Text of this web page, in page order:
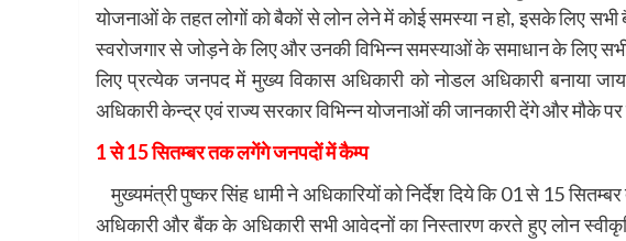
योजनाओं के तहत लोगों को बैकों से लोन लेने में कोई समस्या न हो, इसके लिए सभी
स्वरोजगार से जोड़ने के लिए और उनकी विभिन्न समस्याओं के समाधान के लिए
लिए प्रत्येक जनपद में मुख्य विकास अधिकारी को नोडल अधिकारी बनाया
अधिकारी केन्द्र एवं राज्य सरकार विभिन्न योजनाओं की जानकारी देंगे और मौके
1 से 15 सितम्बर तक लगेंगे जनपदों में कैम्प
मुख्यमंत्री पुष्कर सिंह धामी ने अधिकारियों को निर्देश दिये कि 01 से 15
अधिकारी और बैंक के अधिकारी सभी आवेदनों का निस्तारण करते हुए लोन